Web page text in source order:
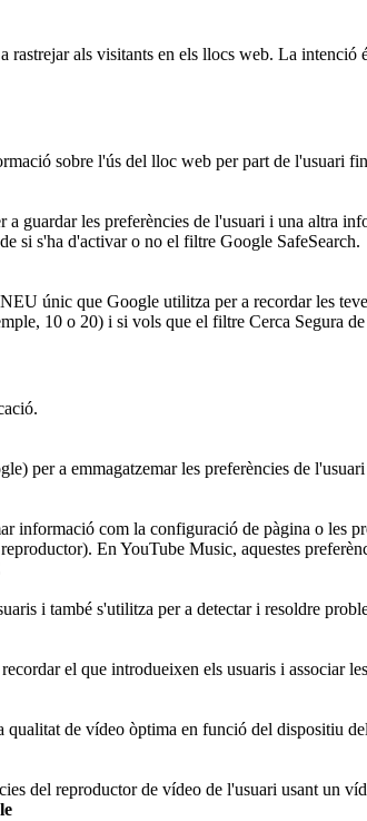
rastrejar als visitants en els llocs web. La
sobre l'ús del lloc web per part de l'usuari
a guardar les preferències de l'usuari i una altra
si s'ha d'activar o no el filtre Google SafeSearch.
únic que Google utilitza per a recordar les
10 o 20) i si vols que el filtre Cerca Segura
per a emmagatzemar les preferències de
informació com la configuració de pàgina o les
En YouTube Music, aquestes
i també s'utilitza per a detectar i resoldre
el que introdueixen els usuaris i associar
qualitat de vídeo òptima en funció del dispositiu
del reproductor de vídeo de l'usuari usant un